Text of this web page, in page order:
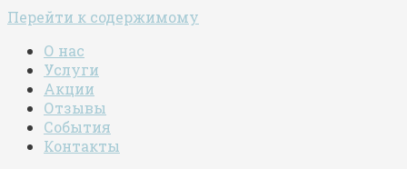
Перейти к содержимому
О нас
Услуги
Акции
Отзывы
События
Контакты